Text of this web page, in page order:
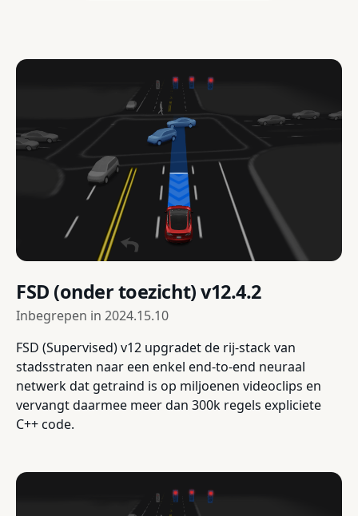
FSD (onder toezicht) v12.4.2
Inbegrepen in 2024.15.10
FSD (Supervised) v12 upgradet de rij-stack van
stadsstraten naar een enkel end-to-end neuraal
netwerk dat getraind is op miljoenen videoclips en
vervangt daarmee meer dan 300k regels expliciete
C++ code.